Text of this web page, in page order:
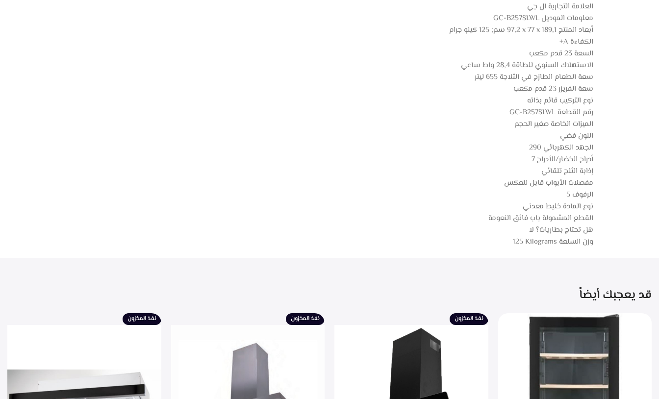
العلامة التجارية ‎ال جي
معلومات الموديل ‎GC-B257SLWL
أبعاد المنتج ‎97,2 x 77 x 189,1 سم; 125 كيلو جرام
الكفاءة ‎A+
السعة ‎23 قدم مكعب
الاستهلاك السنوي للطاقة ‎28,4 واط ساعي
سعة الطعام الطازج في الثلاجة ‎655 ليتر
سعة الفريزر ‎23 قدم مكعب
نوع التركيب ‎قائم بذاته
رقم القطعة ‎GC-B257SLWL
الميزات الخاصة ‎صغير الحجم
اللون ‎فضي
الجهد الكهربائي ‎290
أدراج الخضار/الأدراج ‎7
إذابة الثلج ‎تلقائي
مفصلات الأبواب ‎قابل للعكس
الرفوف ‎5
نوع المادة ‎خليط معدني
القطع المشمولة ‎باب فائق النعومة
هل تحتاج بطاريات؟ ‎لا
وزن السلعة ‎125 Kilograms
قد يعجبك أيضاً
نفذ المخزون نفذ المخزون نفذ المخزون